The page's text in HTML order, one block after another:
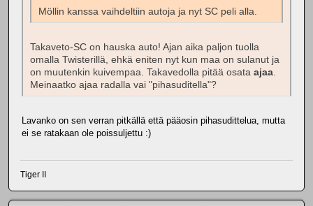
Möllin kanssa vaihdeltiin autoja ja nyt SC peli alla.
Takaveto-SC on hauska auto! Ajan aika paljon tuolla
omalla Twisterillä, ehkä eniten nyt kun maa on sulanut ja
on muutenkin kuivempaa. Takavedolla pitää osata ajaa
Meinaatko ajaa radalla vai "pihasuditella"?
Lavanko on sen verran pitkällä että pääosin pihasudittelua, mutta
ei se ratakaan ole poissuljettu :)
Tiger II